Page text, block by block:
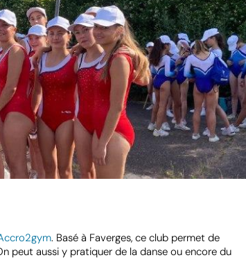
. Basé à Faverges, ce club permet de
peut aussi y pratiquer de la danse ou encore du